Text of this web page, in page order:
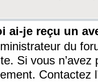
ai-je reçu un
du
Si vous
Contactez